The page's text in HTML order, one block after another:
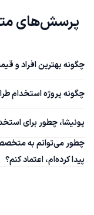
پرسش‌های متداول استخدام طراح کابینت
چگونه بهترین افراد و
چگونه پروژه استخدام
پونیشا، چطور برای
چطور می‌توانم به
پیدا کرده‌ام، اعتماد کنم؟